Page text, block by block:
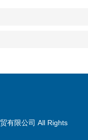
有限公司 All Rights